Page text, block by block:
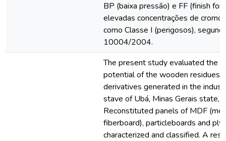
BP (baixa pressão) e FF (finish
elevadas concentrações de
como Classe I (perigosos),
10004/2004.
The present study evaluated the
potential of the wooden residues
derivatives generated in the
stave of Ubá, Minas Gerais state,
Reconstituted panels of MDF
fiberboard), particleboards and
characterized and classified. A